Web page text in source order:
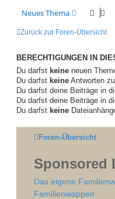
Neues Thema
Zurück zur Foren-Übersicht
BERECHTIGUNGEN IN
Du darfst keine neuen
Du darfst keine Antworten
Du darfst deine Beiträge in
Du darfst deine Beiträge in
Du darfst keine
Foren-Übersicht
Sponsored
Das eigene
Familienwappen